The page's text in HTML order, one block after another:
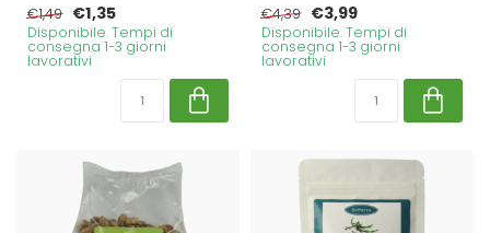
€1,49 €1,35
Disponibile. Tempi di
consegna 1-3 giorni
lavorativi
€4,39 €3,99
Disponibile. Tempi di
consegna 1-3 giorni
lavorativi